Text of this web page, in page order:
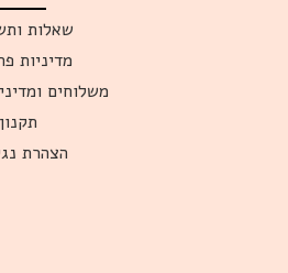
שאלות
מדיניות
משלוחים
תקנון
הצהרת